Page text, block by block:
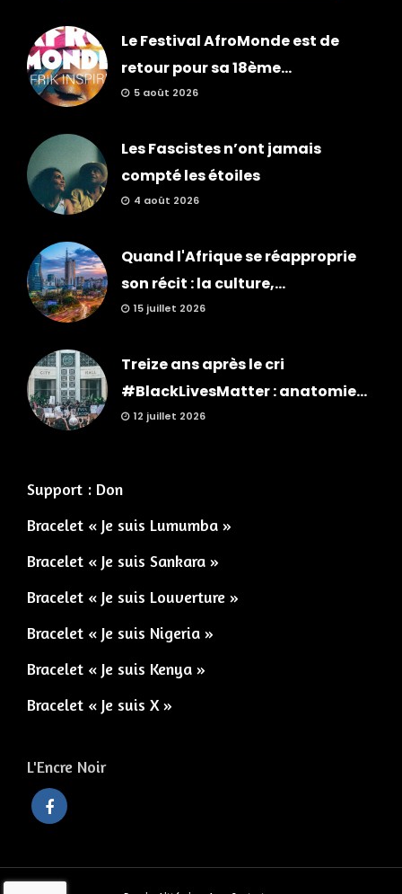
Le Festival AfroMonde est de
retour pour sa 18ème...
5 août 2026
Les Fascistes n’ont jamais
compté les étoiles
4 août 2026
Quand l'Afrique se réapproprie
son récit : la culture,...
15 juillet 2026
Treize ans après le cri
#BlackLivesMatter : anatomie...
12 juillet 2026
Support : Don
Bracelet « Je suis Lumumba »
Bracelet « Je suis Sankara »
Bracelet « Je suis Louverture »
Bracelet « Je suis Nigeria »
Bracelet « Je suis Kenya »
Bracelet « Je suis X »
L'Encre Noir